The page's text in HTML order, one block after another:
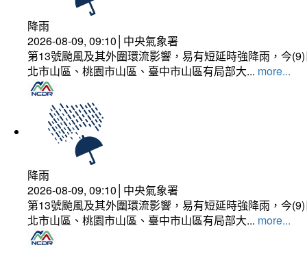
降雨
2026-08-09, 09:10│中央氣象署
第13號颱風及其外圍環流影響，易有短延時強降雨，今
北市山區、桃園市山區、臺中市山區有局部大... more...
降雨
2026-08-09, 09:10│中央氣象署
第13號颱風及其外圍環流影響，易有短延時強降雨，今
北市山區、桃園市山區、臺中市山區有局部大... more...